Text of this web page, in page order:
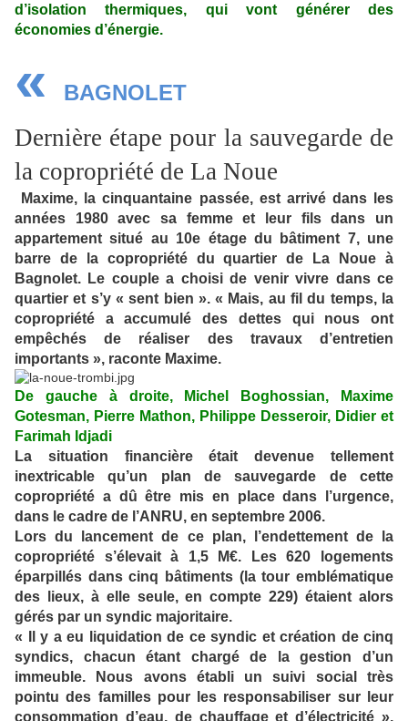
d’isolation thermiques, qui vont générer des
économies d’énergie.
« BAGNOLET
Dernière étape pour la sauvegarde de
la copropriété de La Noue
Maxime, la cinquantaine passée, est arrivé dans les
années 1980 avec sa femme et leur fils dans un
appartement situé au 10e étage du bâtiment 7, une
barre de la copropriété du quartier de La Noue à
Bagnolet. Le couple a choisi de venir vivre dans ce
quartier et s’y « sent bien ». « Mais, au fil du temps, la
copropriété a accumulé des dettes qui nous ont
empêchés de réaliser des travaux d’entretien
importants », raconte Maxime.
De gauche à droite, Michel Boghossian, Maxime
Gotesman, Pierre Mathon, Philippe Desseroir, Didier et
Farimah Idjadi
La situation financière était devenue tellement
inextricable qu’un plan de sauvegarde de cette
copropriété a dû être mis en place dans l’urgence,
dans le cadre de l’ANRU, en septembre 2006.
Lors du lancement de ce plan, l’endettement de la
copropriété s’élevait à 1,5 M€. Les 620 logements
éparpillés dans cinq bâtiments (la tour emblématique
des lieux, à elle seule, en compte 229) étaient alors
gérés par un syndic majoritaire.
« Il y a eu liquidation de ce syndic et création de cinq
syndics, chacun étant chargé de la gestion d’un
immeuble. Nous avons établi un suivi social très
pointu des familles pour les responsabiliser sur leur
consommation d’eau, de chauffage et d’électricité »,